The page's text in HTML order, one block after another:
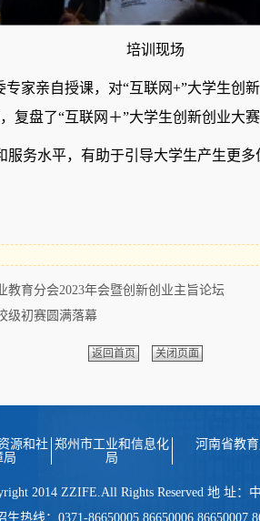
培训现场
家亲自授课，对“互联网+”大学生创
复盘了“互联网＋”大学生创新创业大
务水平，有助于引导大学生产生更
育分会2023年会暨创新创业主旨论坛
级初赛圆满落幕
返回首页 关闭页面
源和社
局
郑州市工业和信息化
局
河南省教
2014 ZZIFE.All Rights Reserved 地 址
热线：0371-86650005 86650006 86650007